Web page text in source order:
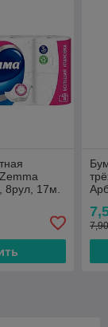
8рул, 17м.